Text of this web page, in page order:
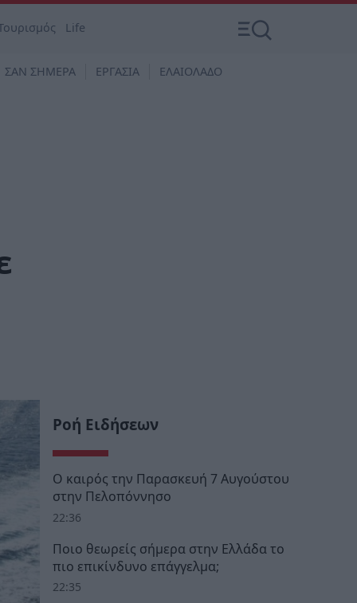
Life
ΣΑΝ ΣΗΜΕΡΑ ΕΡΓΑΣΙΑ ΕΛΑΙΟΛΑΔΟ
Ροή Ειδήσεων
Ο καιρός την Παρασκευή 7 Αυγούστου
στην Πελοπόννησο
22:36
Ποιο θεωρείς σήμερα στην Ελλάδα το
πιο επικίνδυνο επάγγελμα;
22:35